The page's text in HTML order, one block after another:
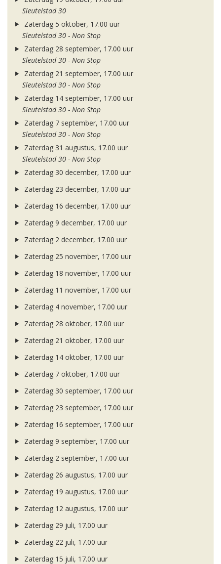
Sleutelstad 30
Zaterdag 5 oktober, 17.00 uur
Sleutelstad 30 - Non Stop
Zaterdag 28 september, 17.00 uur
Sleutelstad 30 - Non Stop
Zaterdag 21 september, 17.00 uur
Sleutelstad 30 - Non Stop
Zaterdag 14 september, 17.00 uur
Sleutelstad 30 - Non Stop
Zaterdag 7 september, 17.00 uur
Sleutelstad 30 - Non Stop
Zaterdag 31 augustus, 17.00 uur
Sleutelstad 30 - Non Stop
Zaterdag 30 december, 17.00 uur
Zaterdag 23 december, 17.00 uur
Zaterdag 16 december, 17.00 uur
Zaterdag 9 december, 17.00 uur
Zaterdag 2 december, 17.00 uur
Zaterdag 25 november, 17.00 uur
Zaterdag 18 november, 17.00 uur
Zaterdag 11 november, 17.00 uur
Zaterdag 4 november, 17.00 uur
Zaterdag 28 oktober, 17.00 uur
Zaterdag 21 oktober, 17.00 uur
Zaterdag 14 oktober, 17.00 uur
Zaterdag 7 oktober, 17.00 uur
Zaterdag 30 september, 17.00 uur
Zaterdag 23 september, 17.00 uur
Zaterdag 16 september, 17.00 uur
Zaterdag 9 september, 17.00 uur
Zaterdag 2 september, 17.00 uur
Zaterdag 26 augustus, 17.00 uur
Zaterdag 19 augustus, 17.00 uur
Zaterdag 12 augustus, 17.00 uur
Zaterdag 29 juli, 17.00 uur
Zaterdag 22 juli, 17.00 uur
Zaterdag 15 juli, 17.00 uur